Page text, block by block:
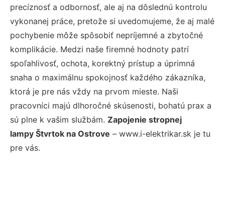
precíznosť a odbornosť, ale aj na dôslednú kontrolu
vykonanej práce, pretože si uvedomujeme, že aj malé
pochybenie môže spôsobiť nepríjemné a zbytočné
komplikácie. Medzi naše firemné hodnoty patrí
spoľahlivosť, ochota, korektný prístup a úprimná
snaha o maximálnu spokojnosť každého zákazníka,
ktorá je pre nás vždy na prvom mieste. Naši
pracovníci majú dlhoročné skúsenosti, bohatú prax a
sú plne k vašim službám. Zapojenie stropnej
lampy Štvrtok na Ostrove – www.i-elektrikar.sk je tu
pre vás.